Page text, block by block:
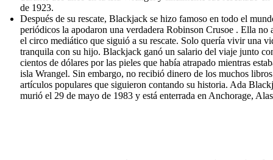
de 1923.
Después de su rescate, Blackjack se hizo famoso en todo el
periódicos la apodaron una verdadera Robinson Crusoe . Ella no
el circo mediático que siguió a su rescate. Solo quería vivir una
tranquila con su hijo. Blackjack ganó un salario del viaje junto
cientos de dólares por las pieles que había atrapado mientras
isla Wrangel. Sin embargo, no recibió dinero de los muchos
artículos populares que siguieron contando su historia. Ada
murió el 29 de mayo de 1983 y está enterrada en Anchorage,